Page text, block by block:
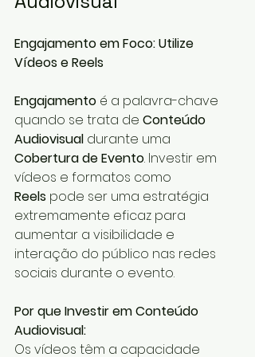
Engajamento em Foco: Utilize
Vídeos e Reels
Engajamento é a palavra-chave
quando se trata de Conteúdo
Audiovisual durante uma
Cobertura de Evento. Investir em
vídeos e formatos como
Reels pode ser uma estratégia
extremamente eficaz para
aumentar a visibilidade e
interação do público nas redes
sociais durante o evento.
Por que Investir em Conteúdo
Audiovisual:
Os vídeos têm a capacidade